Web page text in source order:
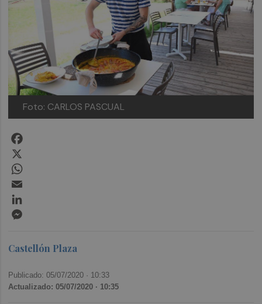
Foto: CARLOS PASCUAL
Castellón Plaza
Publicado: 05/07/2020 · 10:33
Actualizado: 05/07/2020 · 10:35